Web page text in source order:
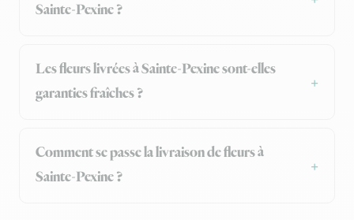
Sainte-Pexine ?
Les fleurs livrées à Sainte-Pexine sont-elles
garanties fraîches ?
Comment se passe la livraison de fleurs à
Sainte-Pexine ?